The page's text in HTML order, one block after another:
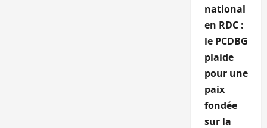
national
en RDC :
le PCDBG
plaide
pour une
paix
fondée
sur la